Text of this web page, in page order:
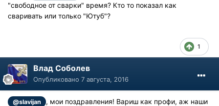
"свободное от сварки" время? Кто то показал как
сваривать или только "Ютуб"?
1
Влад Соболев
Опубликовано 7 августа, 2016
@slavijan
, мои поздравления! Вариш как профи, аж наши